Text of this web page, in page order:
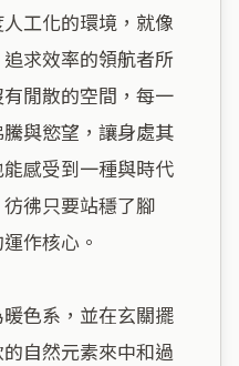
工化的環境，就像
求效率的領航者所
閒散的空間，每一
與慾望，讓身處其
感受到一種與時代
彿只要站穩了腳
作核心。
色系，並在玄關擺
自然元素來中和過